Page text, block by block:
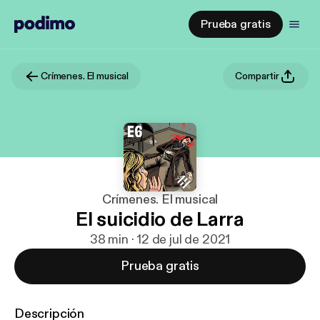
Prueba gratis
Crímenes. El musical Compartir
Crímenes. El musical
El suicidio de Larra
38 min · 12 de jul de 2021
Prueba gratis
Descripción